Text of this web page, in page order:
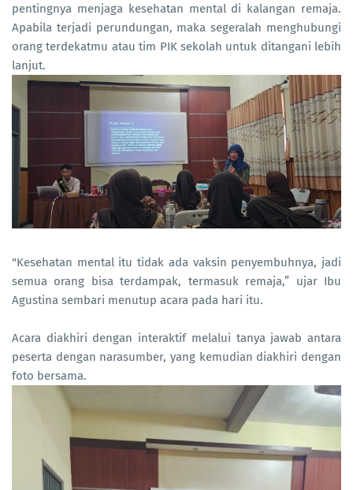
pentingnya menjaga kesehatan mental di kalangan remaja.
Apabila terjadi perundungan, maka segeralah menghubungi
orang terdekatmu atau tim PIK sekolah untuk ditangani lebih
lanjut.
"Kesehatan mental itu tidak ada vaksin penyembuhnya, jadi
semua orang bisa terdampak, termasuk remaja,” ujar Ibu
Agustina sembari menutup acara pada hari itu.
Acara diakhiri dengan interaktif melalui tanya jawab antara
peserta dengan narasumber, yang kemudian diakhiri dengan
foto bersama.